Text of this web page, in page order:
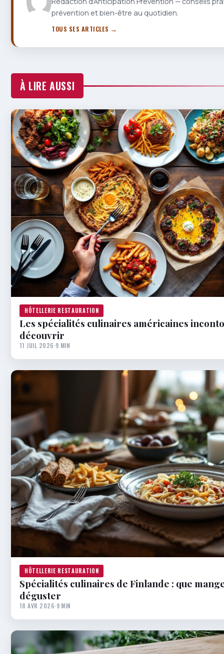
prévention et bien-être au quotidien.
TOUS SES ARTICLES →
À LIRE AUSSI
HÔTELLERIE RESTAURATION
Les spécialités culinaires américaines
découvrir
11 JUIL 2026·9 MIN
HÔTELLERIE RESTAURATION
Spécialités culinaires de Finlande : que
déguster
18 AVR 2026·9 MIN